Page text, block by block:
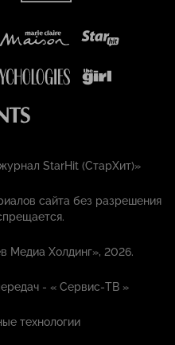
StarHit (СтарХит)»
сайта без разрешения
Медиа Холдинг», 2026.
- «Сервис-ТВ »
технологии